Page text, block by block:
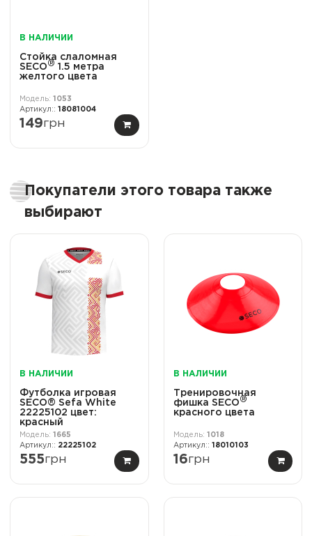
В НАЛИЧИИ
Стойка слаломная
SECO® 1.5 метра
желтого цвета
1053
18081004
149грн
Покупатели этого товара также
выбирают
В НАЛИЧИИ
Футболка игровая
SECO® Sefa White
22225102 цвет:
красный
1665
22225102
555грн
В НАЛИЧИИ
Тренировочная
фишка SECO®
красного цвета
1018
18010103
16грн